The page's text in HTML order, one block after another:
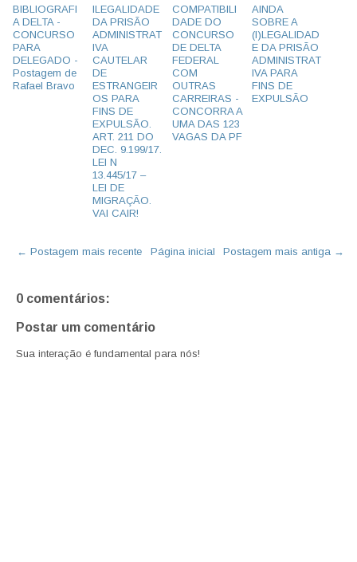
BIBLIOGRAFI
A DELTA -
CONCURSO
PARA
DELEGADO -
Postagem de
Rafael Bravo
ILEGALIDADE
DA PRISÃO
ADMINISTRAT
IVA
CAUTELAR
DE
ESTRANGEIR
OS PARA
FINS DE
EXPULSÃO.
ART. 211 DO
DEC. 9.199/17.
LEI N
13.445/17 –
LEI DE
MIGRAÇÃO.
VAI CAIR!
COMPATIBILI
DADE DO
CONCURSO
DE DELTA
FEDERAL
COM
OUTRAS
CARREIRAS -
CONCORRA A
UMA DAS 123
VAGAS DA PF
AINDA
SOBRE A
(I)LEGALIDAD
E DA PRISÃO
ADMINISTRAT
IVA PARA
FINS DE
EXPULSÃO
← Postagem mais recente Postagem mais antiga →
Página inicial
0 comentários:
Postar um comentário
Sua interação é fundamental para nós!